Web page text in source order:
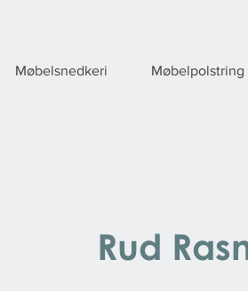
Møbelsnedkeri Møbelpolstring
Rud